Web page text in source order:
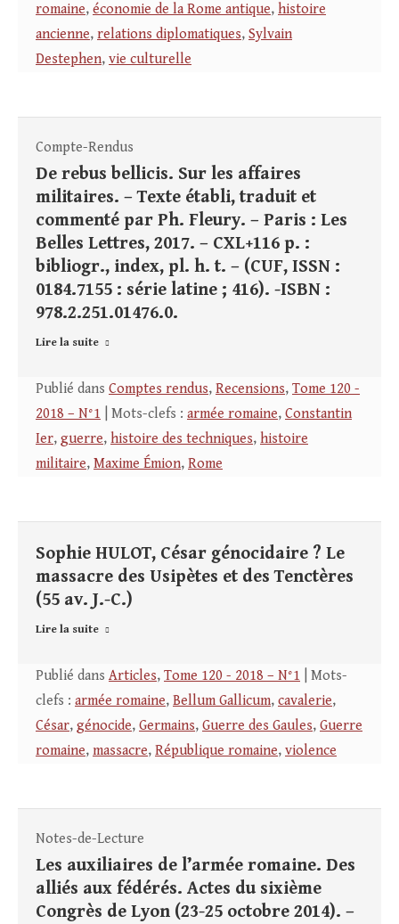
romaine, économie de la Rome antique, histoire
ancienne, relations diplomatiques, Sylvain
Destephen, vie culturelle
Compte-Rendus
De rebus bellicis. Sur les affaires
militaires. – Texte établi, traduit et
commenté par Ph. Fleury. – Paris : Les
Belles Lettres, 2017. – CXL+116 p. :
bibliogr., index, pl. h. t. – (CUF, ISSN :
0184.7155 : série latine ; 416). -ISBN :
978.2.251.01476.0.
Lire la suite
Publié dans Comptes rendus, Recensions, Tome 120 -
2018 – N°1 | Mots-clefs : armée romaine, Constantin
Ier, guerre, histoire des techniques, histoire
militaire, Maxime Émion, Rome
Sophie HULOT, César génocidaire ? Le
massacre des Usipètes et des Tenctères
(55 av. J.-C.)
Lire la suite
Publié dans Articles, Tome 120 - 2018 – N°1 | Mots-
clefs : armée romaine, Bellum Gallicum, cavalerie,
César, génocide, Germains, Guerre des Gaules, Guerre
romaine, massacre, République romaine, violence
Notes-de-Lecture
Les auxiliaires de l’armée romaine. Des
alliés aux fédérés. Actes du sixième
Congrès de Lyon (23-25 octobre 2014). –